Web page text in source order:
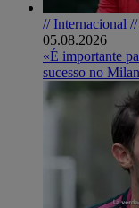
// Internacional //
05.08.2026
«É importante
sucesso no